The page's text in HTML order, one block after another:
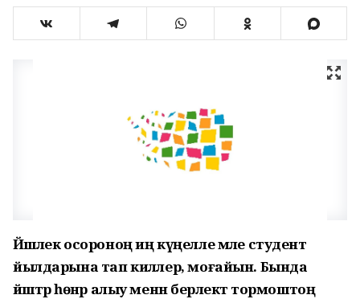
Йәшлек осороноң иң күңелле мәле студент
йылдарына тап киләлер, моғайын. Бында
йәштәр һөнәр алыу менән берлектә тормоштоң